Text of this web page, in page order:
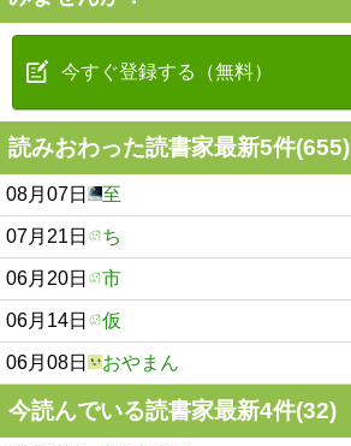
今すぐ登録する（無料）
読みおわった読書家最新5件(655)
08月07日 至
07月21日 ち
06月20日 市
06月14日 仮
06月08日 おやまん
今読んでいる読書家最新4件(32)